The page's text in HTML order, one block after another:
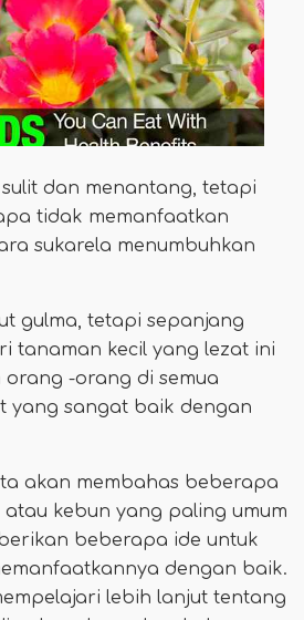
dan menantang, tetapi
tidak memanfaatkan
sukarela menumbuhkan
gulma, tetapi sepanjang
tanaman kecil yang lezat ini
-orang di semua
yang sangat baik dengan
akan membahas beberapa
kebun yang paling umum
beberapa ide untuk
dengan baik.
lebih lanjut tentang